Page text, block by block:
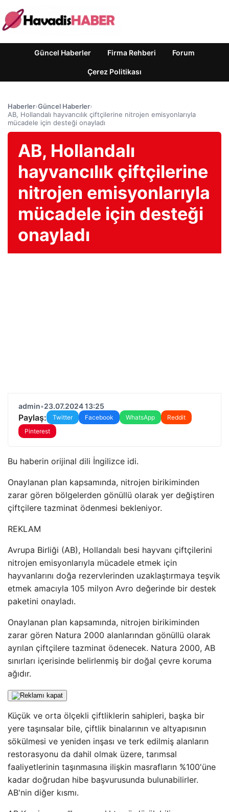
Güncel Haberler Firma Rehberi Forum
Çerez Politikası
Haberler›Güncel Haberler›
AB, Hollandalı hayvancılık çiftçilerine nitrojen emisyonlarıyla
mücadele için desteği onayladı
AB, Hollandalı
hayvancılık çiftçilerine
nitrojen emisyonlarıyla
mücadele için desteği
onayladı
admin•23.07.2024 13:25
Paylaş: Twitter Facebook WhatsApp
Reddit
Pinterest
Bu haberin orijinal dili İngilizce idi.
Onaylanan plan kapsamında, nitrojen birikiminden
zarar gören bölgelerden gönüllü olarak yer değiştiren
çiftçilere tazminat ödenmesi bekleniyor.
REKLAM
Avrupa Birliği (AB), Hollandalı besi hayvanı çiftçilerini
nitrojen emisyonlarıyla mücadele etmek için
hayvanlarını doğa rezervlerinden uzaklaştırmaya teşvik
etmek amacıyla 105 milyon Avro değerinde bir destek
paketini onayladı.
Onaylanan plan kapsamında, nitrojen birikiminden
zarar gören Natura 2000 alanlarından gönüllü olarak
ayrılan çiftçilere tazminat ödenecek. Natura 2000, AB
sınırları içerisinde belirlenmiş bir doğal çevre koruma
ağıdır.
Küçük ve orta ölçekli çiftliklerin sahipleri, başka bir
yere taşınsalar bile, çiftlik binalarının ve altyapısının
sökülmesi ve yeniden inşası ve terk edilmiş alanların
restorasyonu da dahil olmak üzere, tarımsal
faaliyetlerinin taşınmasına ilişkin masrafların %100'üne
kadar doğrudan hibe başvurusunda bulunabilirler.
AB'nin diğer kısmı.